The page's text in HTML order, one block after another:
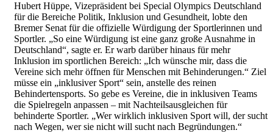
Hubert Hüppe, Vizepräsident bei Special Olympics Deutschland
für die Bereiche Politik, Inklusion und Gesundheit, lobte den
Bremer Senat für die offizielle Würdigung der Sportlerinnen und
Sportler. „So eine Würdigung ist eine ganz große Ausnahme in
Deutschland“, sagte er. Er warb darüber hinaus für mehr
Inklusion im sportlichen Bereich: „Ich wünsche mir, dass die
Vereine sich mehr öffnen für Menschen mit Behinderungen.“ Ziel
müsse ein „inklusiver Sport“ sein, anstelle des reinen
Behindertensports. So gebe es Vereine, die in inklusiven Teams
die Spielregeln anpassen – mit Nachteilsausgleichen für
behinderte Sportler. „Wer wirklich inklusiven Sport will, der sucht
nach Wegen, wer sie nicht will sucht nach Begründungen.“